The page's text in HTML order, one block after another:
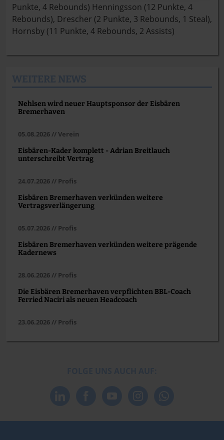
Punkte, 4 Rebounds) Henningsson (12 Punkte, 4
Rebounds), Drescher (2 Punkte, 3 Rebounds, 1 Steal),
Hornsby (11 Punkte, 4 Rebounds, 2 Assists)
Nehlsen wird neuer Hauptsponsor der Eisbären
Bremerhaven
05.08.2026 // Verein
Eisbären-Kader komplett - Adrian Breitlauch
unterschreibt Vertrag
24.07.2026 // Profis
Eisbären Bremerhaven verkünden weitere
Vertragsverlängerung
05.07.2026 // Profis
Eisbären Bremerhaven verkünden weitere prägende
Kadernews
28.06.2026 // Profis
Die Eisbären Bremerhaven verpflichten BBL-Coach
Ferried Naciri als neuen Headcoach
23.06.2026 // Profis